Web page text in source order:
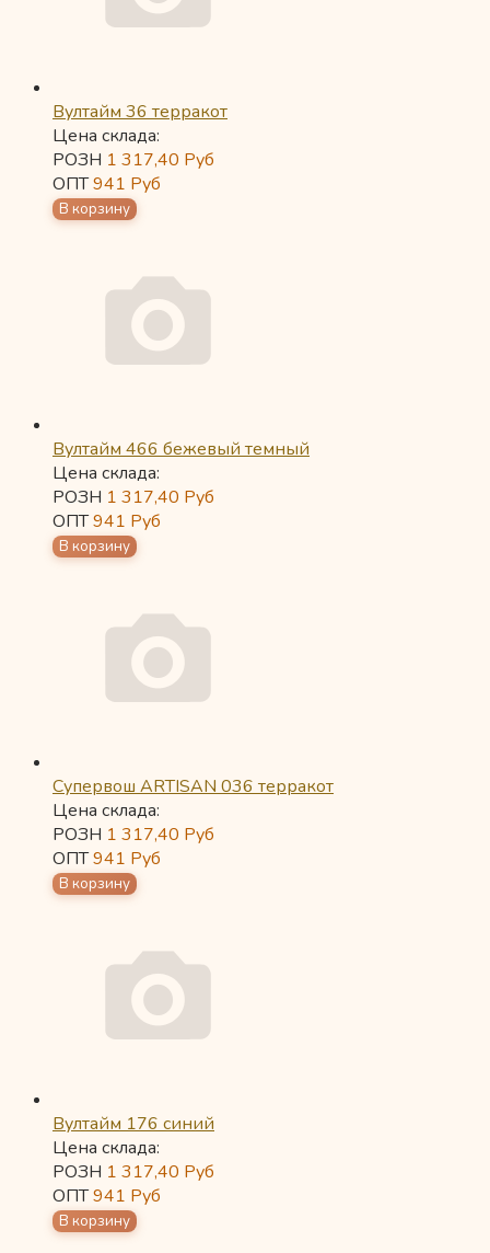
Вултайм 36 терракот
Цена склада:
РОЗН 1 317,40 Руб
ОПТ941 Руб
Вултайм 466 бежевый темный
Цена склада:
РОЗН 1 317,40 Руб
ОПТ941 Руб
Супервош ARTISAN 036 терракот
Цена склада:
РОЗН 1 317,40 Руб
ОПТ941 Руб
Вултайм 176 синий
Цена склада:
РОЗН 1 317,40 Руб
ОПТ941 Руб